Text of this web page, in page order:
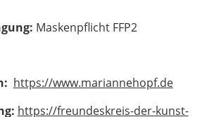
Maskenpflicht FFP2
https://www.mariannehopf.de
https://freundeskreis-der-kunst-